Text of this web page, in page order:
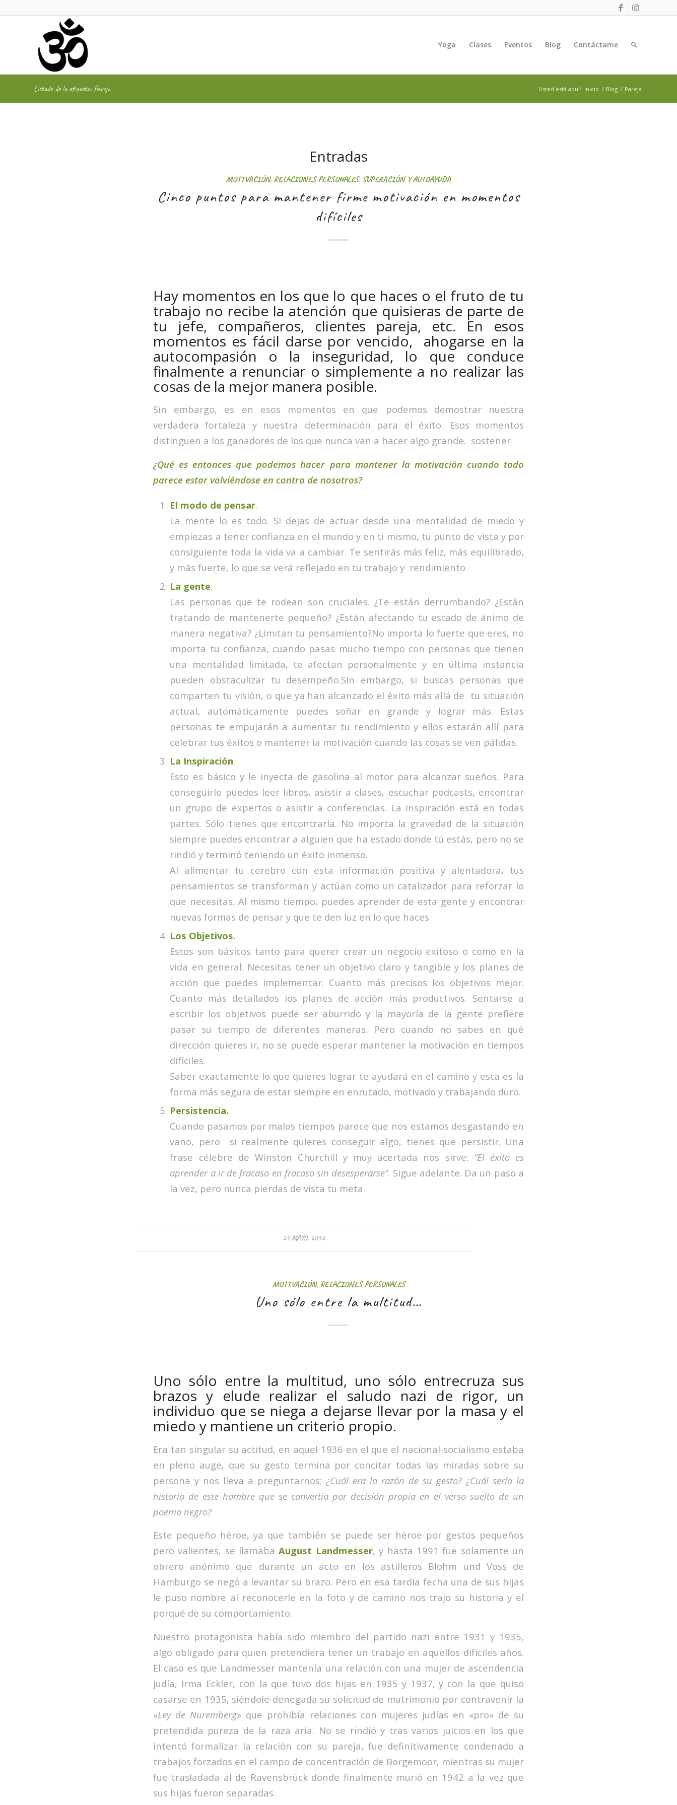
Yoga Clases Eventos Blog Contáctame
Listado de la etiqueta: Pareja Usted está aquí: Inicio / Blog / Pareja
Entradas
MOTIVACIÓN, RELACIONES PERSONALES, SUPERACIÓN Y AUTOAYUDA
Cinco puntos para mantener firme motivación en momentos
difíciles
Hay momentos en los que lo que haces o el fruto de tu
trabajo no recibe la atención que quisieras de parte de
tu jefe, compañeros, clientes pareja, etc. En esos
momentos es fácil darse por vencido, ahogarse en la
autocompasión o la inseguridad, lo que conduce
finalmente a renunciar o simplemente a no realizar las
cosas de la mejor manera posible.
Sin embargo, es en esos momentos en que podemos demostrar nuestra
verdadera fortaleza y nuestra determinación para el éxito. Esos momentos
distinguen a los ganadores de los que nunca van a hacer algo grande. sostener
¿Qué es entonces que podemos hacer para mantener la motivación cuando todo
parece estar volviéndose en contra de nosotros?
El modo de pensar.
La mente lo es todo. Si dejas de actuar desde una mentalidad de miedo y
empiezas a tener confianza en el mundo y en ti mismo, tu punto de vista y por
consiguiente toda la vida va a cambiar. Te sentirás más feliz, más equilibrado,
y más fuerte, lo que se verá reflejado en tu trabajo y rendimiento.
La gente.
Las personas que te rodean son cruciales. ¿Te están derrumbando? ¿Están
tratando de mantenerte pequeño? ¿Están afectando tu estado de ánimo de
manera negativa? ¿Limitan tu pensamiento?No importa lo fuerte que eres, no
importa tu confianza, cuando pasas mucho tiempo con personas que tienen
una mentalidad limitada, te afectan personalmente y en última instancia
pueden obstaculizar tu desempeño.Sin embargo, si buscas personas que
comparten tu visión, o que ya han alcanzado el éxito más allá de tu situación
actual, automáticamente puedes soñar en grande y lograr más. Estas
personas te empujarán a aumentar tu rendimiento y ellos estarán allí para
celebrar tus éxitos o mantener la motivación cuando las cosas se ven pálidas.
La Inspiración.
Esto es básico y le inyecta de gasolina al motor para alcanzar sueños. Para
conseguirlo puedes leer libros, asistir a clases, escuchar podcasts, encontrar
un grupo de expertos o asistir a conferencias. La inspiración está en todas
partes. Sólo tienes que encontrarla. No importa la gravedad de la situación
siempre puedes encontrar a alguien que ha estado donde tú estás, pero no se
rindió y terminó teniendo un éxito inmenso.
Al alimentar tu cerebro con esta información positiva y alentadora, tus
pensamientos se transforman y actúan como un catalizador para reforzar lo
que necesitas. Al mismo tiempo, puedes aprender de esta gente y encontrar
nuevas formas de pensar y que te den luz en lo que haces.
Los Objetivos.
Estos son básicos tanto para querer crear un negocio exitoso o como en la
vida en general. Necesitas tener un objetivo claro y tangible y los planes de
acción que puedes implementar. Cuanto más precisos los objetivos mejor.
Cuanto más detallados los planes de acción más productivos. Sentarse a
escribir los objetivos puede ser aburrido y la mayoría de la gente prefiere
pasar su tiempo de diferentes maneras. Pero cuando no sabes en qué
dirección quieres ir, no se puede esperar mantener la motivación en tiempos
difíciles.
Saber exactamente lo que quieres lograr te ayudará en el camino y esta es la
forma más segura de estar siempre en enrutado, motivado y trabajando duro.
Persistencia.
Cuando pasamos por malos tiempos parece que nos estamos desgastando en
vano, pero si realmente quieres conseguir algo, tienes que persistir. Una
frase célebre de Winston Churchill y muy acertada nos sirve: “El éxito es
aprender a ir de fracaso en fracaso sin desesperarse”. Sigue adelante. Da un paso a
la vez, pero nunca pierdas de vista tu meta.
24 MAYO, 2012
MOTIVACIÓN, RELACIONES PERSONALES
Uno sólo entre la multitud…
Uno sólo entre la multitud, uno sólo entrecruza sus
brazos y elude realizar el saludo nazi de rigor, un
individuo que se niega a dejarse llevar por la masa y el
miedo y mantiene un criterio propio.
Era tan singular su actitud, en aquel 1936 en el que el nacional-socialismo estaba
en pleno auge, que su gesto termina por concitar todas las miradas sobre su
persona y nos lleva a preguntarnos: ¿Cuál era la razón de su gesto? ¿Cuál sería la
historia de este hombre que se convertía por decisión propia en el verso suelto de un
poema negro?
Este pequeño héroe, ya que también se puede ser héroe por gestos pequeños
pero valientes, se llamaba August Landmesser, y hasta 1991 fue solamente un
obrero anónimo que durante un acto en los astilleros Blohm und Voss de
Hamburgo se negó a levantar su brazo. Pero en esa tardía fecha una de sus hijas
le puso nombre al reconocerle en la foto y de camino nos trajo su historia y el
porqué de su comportamiento.
Nuestro protagonista había sido miembro del partido nazi entre 1931 y 1935,
algo obligado para quien pretendiera tener un trabajo en aquellos difíciles años.
El caso es que Landmesser mantenía una relación con una mujer de ascendencia
judía, Irma Eckler, con la que tuvo dos hijas en 1935 y 1937, y con la que quiso
casarse en 1935, siéndole denegada su solicitud de matrimonio por contravenir la
«Ley de Nuremberg» que prohibía relaciones con mujeres judías en «pro» de su
pretendida pureza de la raza aria. No se rindió y tras varios juicios en los que
intentó formalizar la relación con su pareja, fue definitivamente condenado a
trabajos forzados en el campo de concentración de Börgemoor, mientras su mujer
fue trasladada al de Ravensbrück donde finalmente murió en 1942 a la vez que
sus hijas fueron separadas.